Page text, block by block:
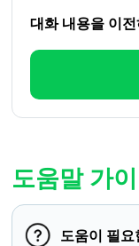
대화 내용을 이
도움말 가
도움이 필요